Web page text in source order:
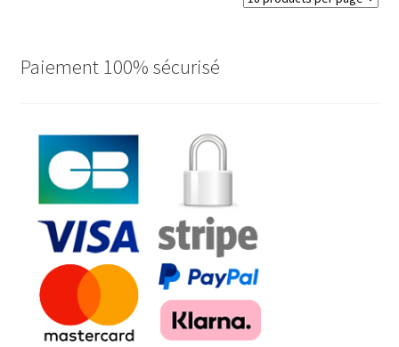
plus
ancien
Paiement 100% sécurisé